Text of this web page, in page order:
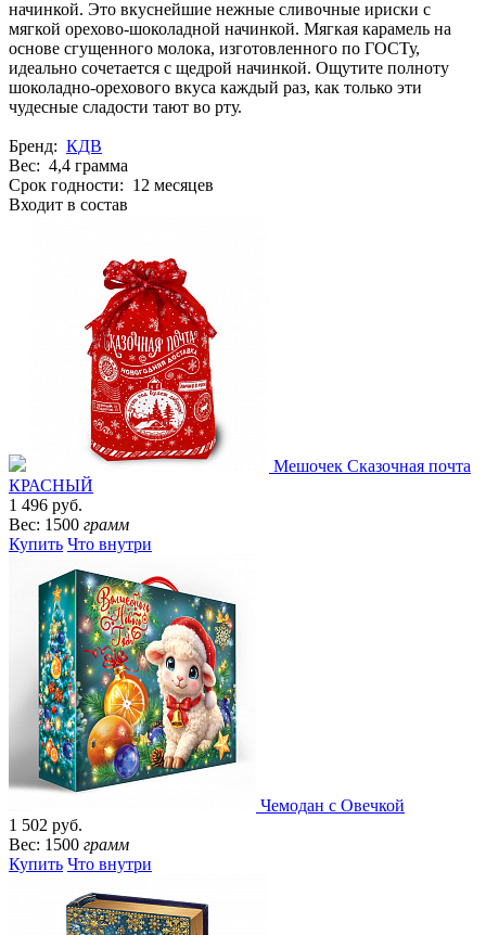
начинкой. Это вкуснейшие нежные сливочные ириски с
мягкой орехово-шоколадной начинкой. Мягкая карамель на
основе сгущенного молока, изготовленного по ГОСТу,
идеально сочетается с щедрой начинкой. Ощутите полноту
шоколадно-орехового вкуса каждый раз, как только эти
чудесные сладости тают во рту.
Бренд: КДВ
Вес: 4,4 грамма
Срок годности: 12 месяцев
Входит в состав
Мешочек Сказочная почта
КРАСНЫЙ
1 496 руб.
Вес: 1500 грамм
Купить Что внутри
Чемодан с Овечкой
1 502 руб.
Вес: 1500 грамм
Купить Что внутри